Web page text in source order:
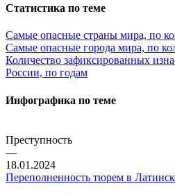
Статистика по теме
Самые опасные страны мира, по
Самые опасные города мира, по
Количество зафиксированных
России, по годам
Инфографика по теме
Преступность
—
18.01.2024
Переполненность тюрем в